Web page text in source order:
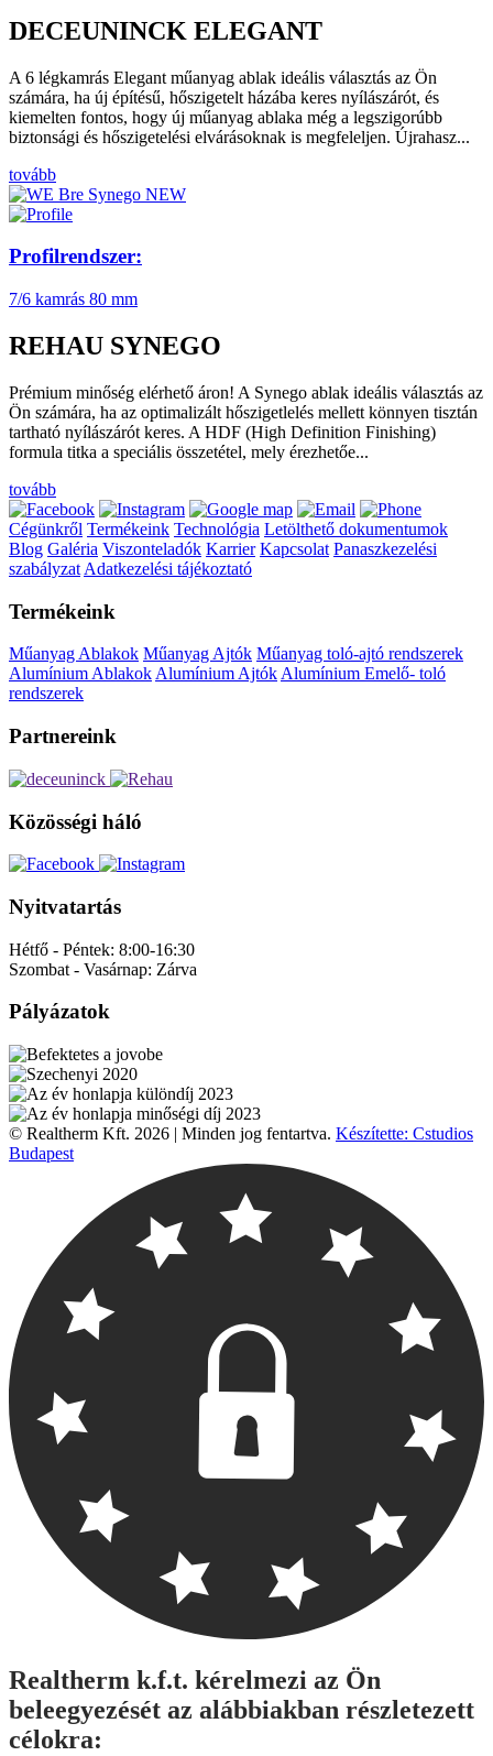
DECEUNINCK ELEGANT
A 6 légkamrás Elegant műanyag ablak ideális választás az Ön
számára, ha új építésű, hőszigetelt házába keres nyílászárót, és
kiemelten fontos, hogy új műanyag ablaka még a legszigorúbb
biztonsági és hőszigetelési elvárásoknak is megfeleljen. Újrahasz...
tovább
Profilrendszer:
7/6 kamrás 80 mm
REHAU SYNEGO
Prémium minőség elérhető áron! A Synego ablak ideális választás az
Ön számára, ha az optimalizált hőszigetlelés mellett könnyen tisztán
tartható nyílászárót keres. A HDF (High Definition Finishing)
formula titka a speciális összetétel, mely érezhetőe...
tovább
Cégünkről Termékeink Technológia Letölthető dokumentumok
Blog Galéria Viszonteladók Karrier Kapcsolat Panaszkezelési
szabályzat Adatkezelési tájékoztató
Termékeink
Műanyag Ablakok Műanyag Ajtók Műanyag toló-ajtó rendszerek
Alumínium AblakokAlumínium AjtókAlumínium Emelő- toló
rendszerek
Partnereink
Közösségi háló
Nyitvatartás
Hétfő - Péntek: 8:00-16:30
Szombat - Vasárnap: Zárva
Pályázatok
© Realtherm Kft. 2026 | Minden jog fentartva. Készítette: Cstudios
Budapest
Realtherm k.f.t. kérelmezi az Ön
beleegyezését az alábbiakban részletezett
célokra: